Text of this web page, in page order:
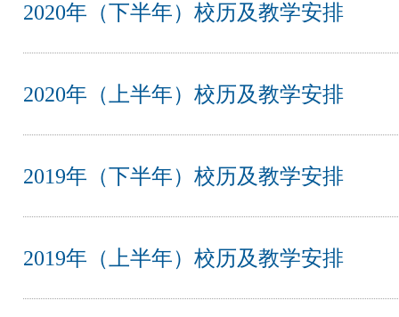
2020年（下半年）校历及教学安排
2020年（上半年）校历及教学安排
2019年（下半年）校历及教学安排
2019年（上半年）校历及教学安排